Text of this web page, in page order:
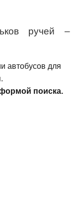
ручей –
автобусов для
поиска.